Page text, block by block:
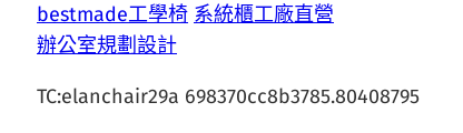
bestmade工學椅 系統櫃工廠直營
辦公室規劃設計
TC:elanchair29a 698370cc8b3785.80408795